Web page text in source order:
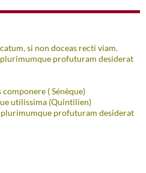
si non doceas recti viam.
profuturam desiderat
( Sénèque)
utilissima (Quintilien)
profuturam desiderat